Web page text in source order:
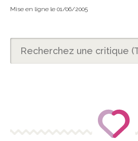
Mise en ligne le 01/06/2005